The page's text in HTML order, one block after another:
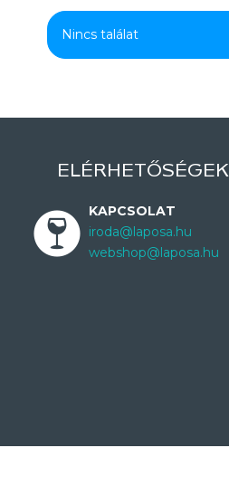
Nincs találat
ELÉRHETŐSÉGEK
KAPCSOLAT
iroda@laposa.hu
webshop@laposa.hu